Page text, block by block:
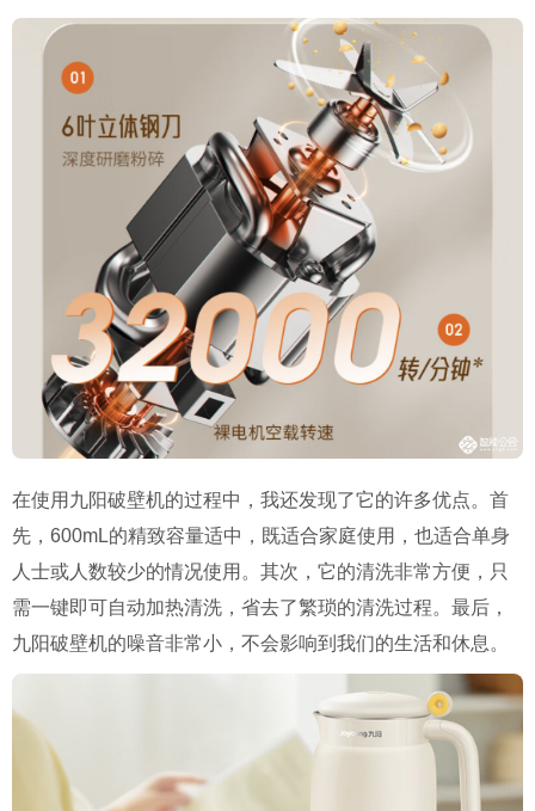
在使用九阳破壁机的过程中，我还发现了它的许多优点。首
先，600mL的精致容量适中，既适合家庭使用，也适合单身
人士或人数较少的情况使用。其次，它的清洗非常方便，只
需一键即可自动加热清洗，省去了繁琐的清洗过程。最后，
九阳破壁机的噪音非常小，不会影响到我们的生活和休息。